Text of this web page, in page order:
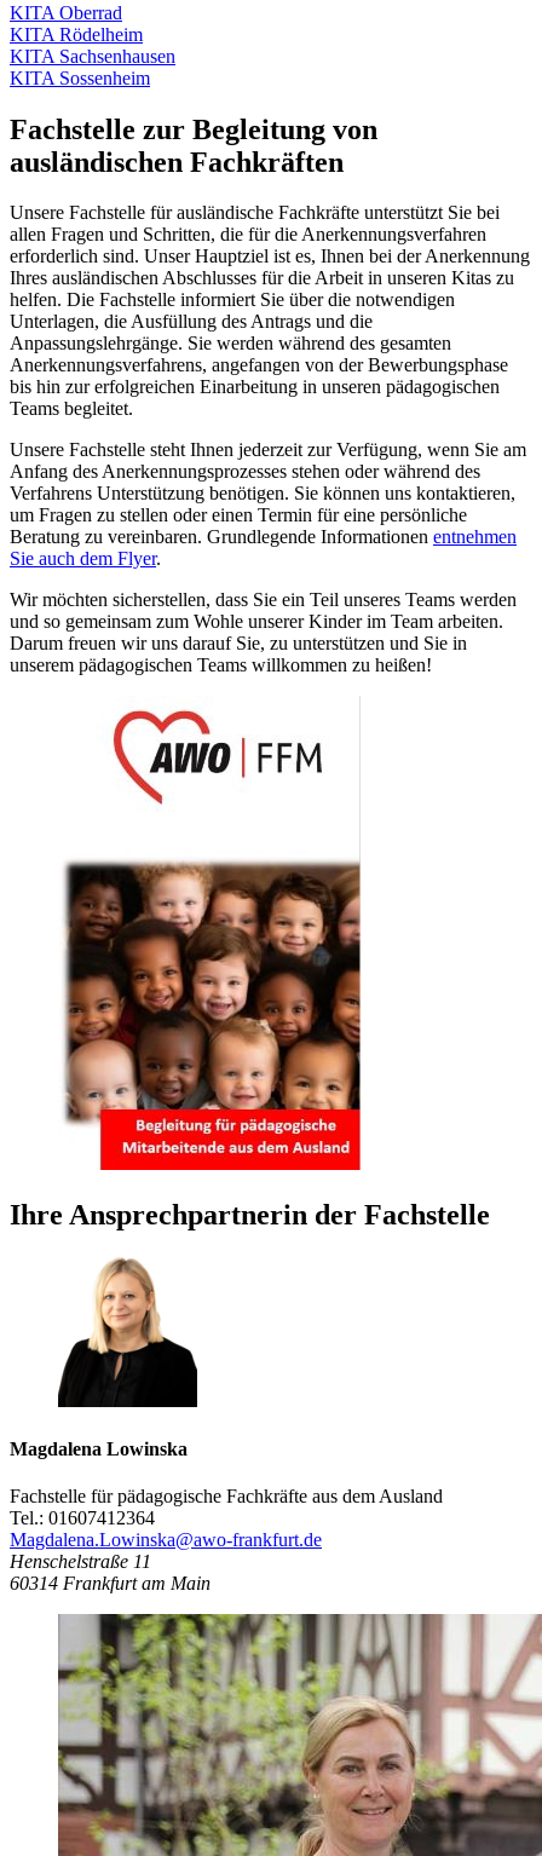
KITA Oberrad
KITA Rödelheim
KITA Sachsenhausen
KITA Sossenheim
Fachstelle zur Begleitung von
ausländischen Fachkräften
Unsere Fachstelle für ausländische Fachkräfte unterstützt Sie bei
allen Fragen und Schritten, die für die Anerkennungsverfahren
erforderlich sind. Unser Hauptziel ist es, Ihnen bei der Anerkennung
Ihres ausländischen Abschlusses für die Arbeit in unseren Kitas zu
helfen. Die Fachstelle informiert Sie über die notwendigen
Unterlagen, die Ausfüllung des Antrags und die
Anpassungslehrgänge. Sie werden während des gesamten
Anerkennungsverfahrens, angefangen von der Bewerbungsphase
bis hin zur erfolgreichen Einarbeitung in unseren pädagogischen
Teams begleitet.
Unsere Fachstelle steht Ihnen jederzeit zur Verfügung, wenn Sie am
Anfang des Anerkennungsprozesses stehen oder während des
Verfahrens Unterstützung benötigen. Sie können uns kontaktieren,
um Fragen zu stellen oder einen Termin für eine persönliche
Beratung zu vereinbaren. Grundlegende Informationen entnehmen
Sie auch dem Flyer.
Wir möchten sicherstellen, dass Sie ein Teil unseres Teams werden
und so gemeinsam zum Wohle unserer Kinder im Team arbeiten.
Darum freuen wir uns darauf Sie, zu unterstützen und Sie in
unserem pädagogischen Teams willkommen zu heißen!
Ihre Ansprechpartnerin der Fachstelle
Magdalena Lowinska
Fachstelle für pädagogische Fachkräfte aus dem Ausland
Tel.: 01607412364
Magdalena.Lowinska@awo-frankfurt.de
Henschelstraße 11
60314 Frankfurt am Main